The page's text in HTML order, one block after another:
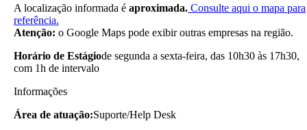
A localização informada é aproximada. Consulte aqui o mapa para
referência.
Atenção: o Google Maps pode exibir outras empresas na região.
Horário de Estágiode segunda a sexta-feira, das 10h30 às 17h30,
com 1h de intervalo
Informações
Área de atuação:Suporte/Help Desk